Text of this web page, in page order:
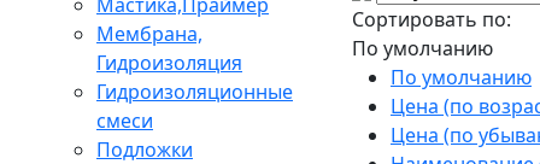
Мембрана,
Гидроизоляция
Гидроизоляционные
смеси
Подложки
Сортировать по:
По умолчанию
По умолчанию
Цена (по
Цена (по